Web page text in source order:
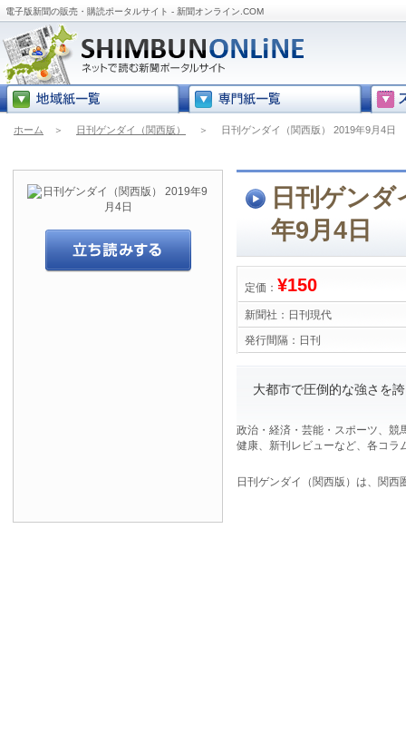
電子版新聞の販売・購読ポータルサイト - 新聞オンライン.COM
ホーム ＞ 日刊ゲンダイ（関西版） ＞ 日刊ゲンダイ（関西版） 2019年9月4日
日刊ゲン
年9月4日
定価： ¥150
新聞社： 日刊現代
発行間隔： 日刊
大都市で圧倒的な強さを
政治・経済・芸能・スポーツ、競
健康、新刊レビューなど、各コラ
日刊ゲンダイ（関西版）は、関